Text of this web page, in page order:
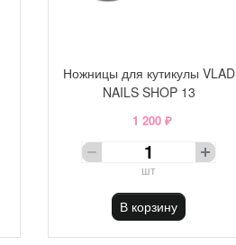
Ножницы для кутикулы VLAD
NAILS SHOP 13
1 200 ₽
шт
В корзину